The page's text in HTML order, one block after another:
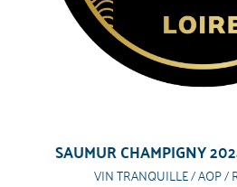
SAUMUR CHAMPIGNY
VIN TRANQUILLE / AOP /